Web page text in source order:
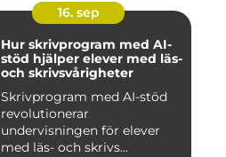
16. sep
Hur skrivprogram med AI-
stöd hjälper elever med läs-
och skrivsvårigheter
Skrivprogram med AI-stöd
revolutionerar
undervisningen för elever
med läs- och skrivs...